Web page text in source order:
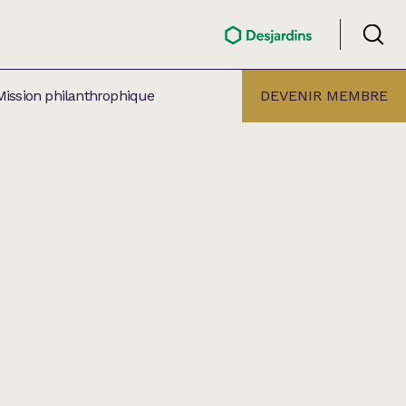
philanthrophique DEVENIR MEMBRE